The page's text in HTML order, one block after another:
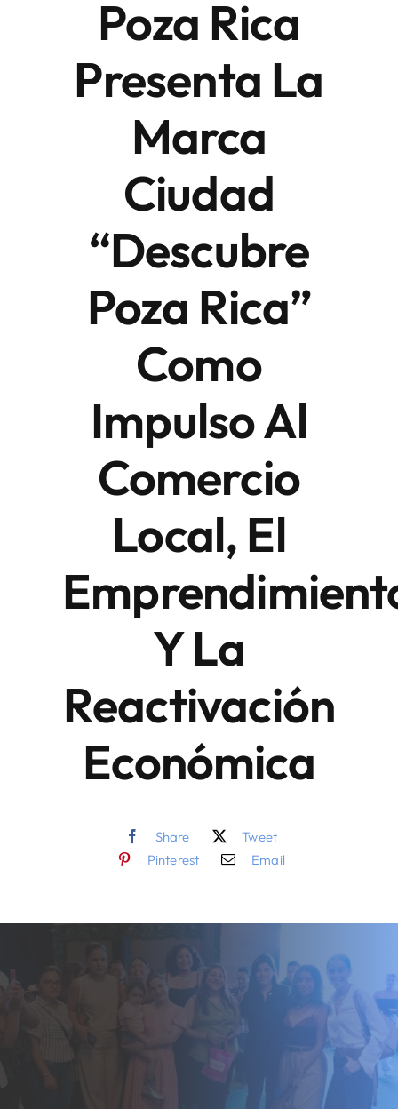
Finanzas y negociosPoza Rica
Presenta La
Marca
Ciudad
“Descubre
Poza Rica”
Como
Impulso Al
Comercio
Local, El
Y La
Reactivación
Económica
Share
Tweet
Pinterest
Email